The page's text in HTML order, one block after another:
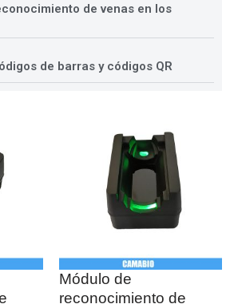
de venas en los
de barras y códigos QR
Módulo de
reconocimiento de